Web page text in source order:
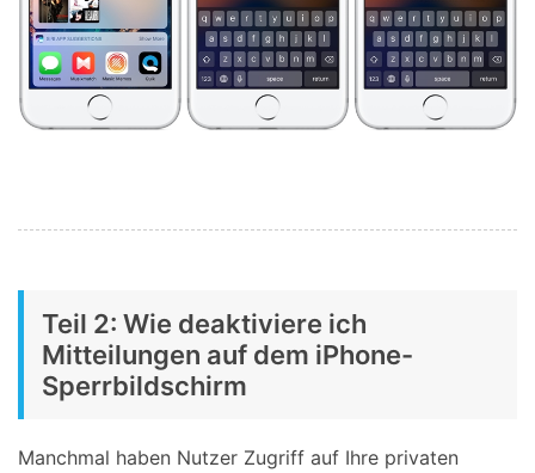
Teil 2: Wie deaktiviere ich
Mitteilungen auf dem iPhone-
Sperrbildschirm
Manchmal haben Nutzer Zugriff auf Ihre privaten